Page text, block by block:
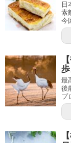
日
素
今
最
後
プ